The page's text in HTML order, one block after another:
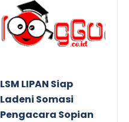
LSM LIPAN Siap
Ladeni Somasi
Pengacara Sopian